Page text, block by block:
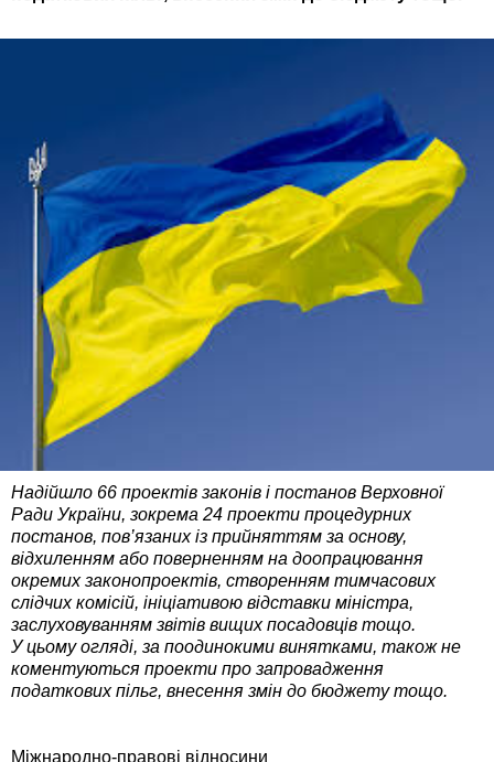
Надійшло 66 проектів законів і постанов Верховної
Ради України, зокрема 24 проекти процедурних
постанов, пов’язаних із прийняттям за основу,
відхиленням або поверненням на доопрацювання
окремих законопроектів, створенням тимчасових
слідчих комісій, ініціативою відставки міністра,
заслуховуванням звітів вищих посадовців тощо.
У цьому огляді, за поодинокими винятками, також не
коментуються проекти про запровадження
податкових пільг, внесення змін до бюджету тощо.
Міжнародно-правові відносини